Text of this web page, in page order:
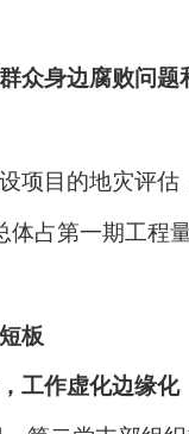
众身边腐败问题
项目的地灾评
占第一期工程量
板
工作虚化边缘化